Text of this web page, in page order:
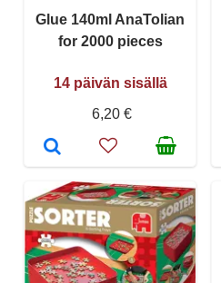
Glue 140ml AnaTolian
for 2000 pieces
14 päivän sisällä
6,20 €